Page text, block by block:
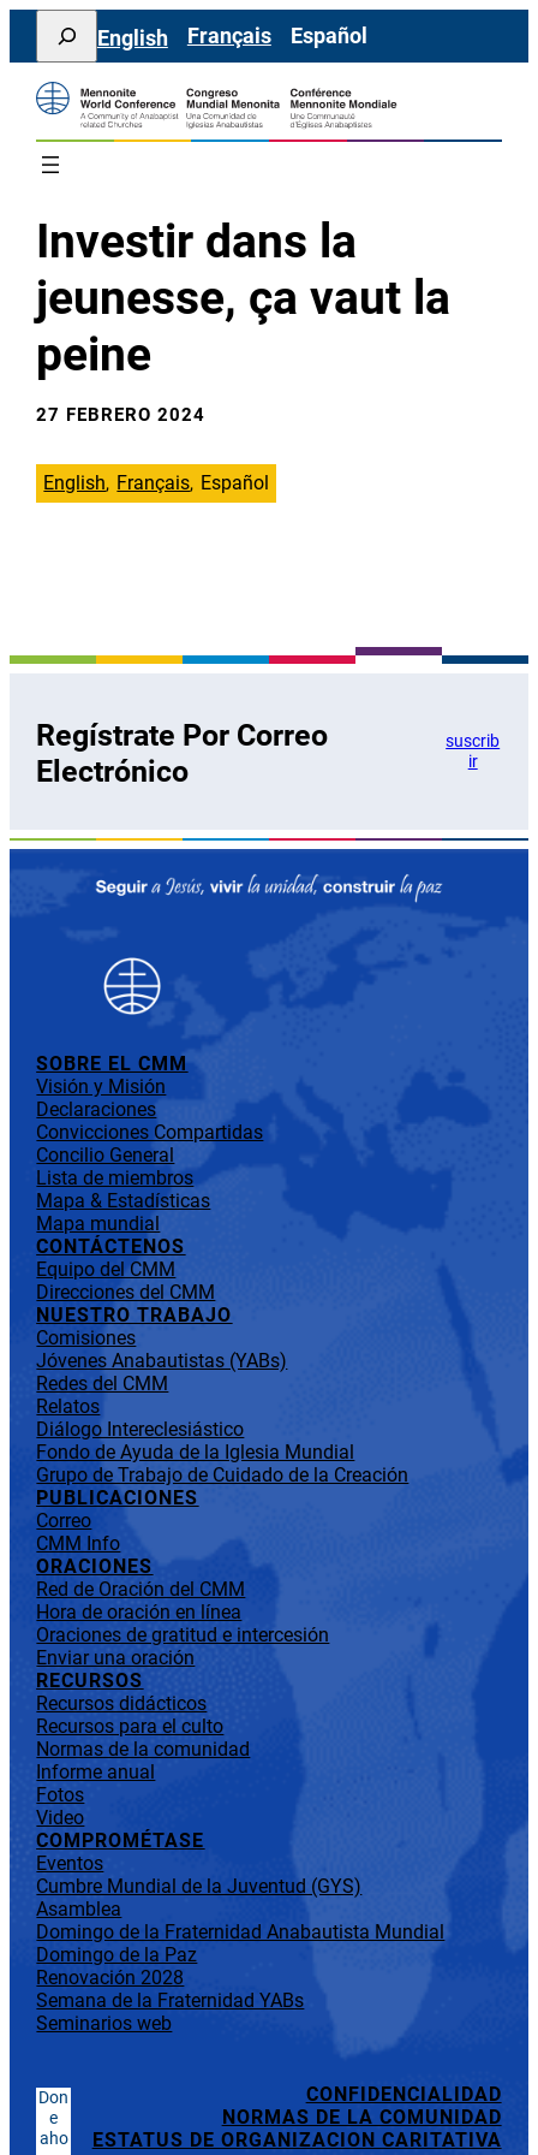
Saltar
contenido
Search
English Français Español
Investir dans la
jeunesse, ça vaut la
peine
27 FEBRERO 2024
English Français Español
Regístrate Por Correo
Electrónico
suscrib
ir
SOBRE EL CMM
Visión y Misión
Declaraciones
Convicciones Compartidas
Concilio General
Lista de miembros
Mapa & Estadísticas
Mapa mundial
CONTÁCTENOS
Equipo del CMM
Direcciones del CMM
NUESTRO TRABAJO
Comisiones
Jóvenes Anabautistas (YABs)
Redes del CMM
Relatos
Diálogo Intereclesiástico
Fondo de Ayuda de la Iglesia Mundial
Grupo de Trabajo de Cuidado de la Creación
PUBLICACIONES
Correo
CMM Info
ORACIONES
Red de Oración del CMM
Hora de oración en línea
Oraciones de gratitud e intercesión
Enviar una oración
RECURSOS
Recursos didácticos
Recursos para el culto
Normas de la comunidad
Informe anual
Fotos
Video
COMPROMÉTASE
Eventos
Cumbre Mundial de la Juventud (GYS)
Asamblea
Domingo de la Fraternidad Anabautista Mundial
Domingo de la Paz
Renovación 2028
Semana de la Fraternidad YABs
Seminarios web
Don
e
aho
CONFIDENCIALIDAD
NORMAS DE LA COMUNIDAD
ESTATUS DE ORGANIZACION CARITATIVA